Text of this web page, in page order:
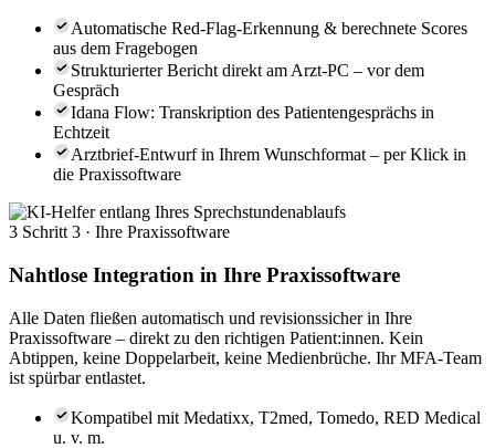
Automatische Red-Flag-Erkennung & berechnete Scores
aus dem Fragebogen
Strukturierter Bericht direkt am Arzt-PC – vor dem
Gespräch
Idana Flow: Transkription des Patientengesprächs in
Echtzeit
Arztbrief-Entwurf in Ihrem Wunschformat – per Klick in
die Praxissoftware
3 Schritt 3 · Ihre Praxissoftware
Nahtlose Integration in Ihre Praxissoftware
Alle Daten fließen automatisch und revisionssicher in Ihre
Praxissoftware – direkt zu den richtigen Patient:innen. Kein
Abtippen, keine Doppelarbeit, keine Medienbrüche. Ihr MFA-Team
ist spürbar entlastet.
Kompatibel mit Medatixx, T2med, Tomedo, RED Medical
u. v. m.